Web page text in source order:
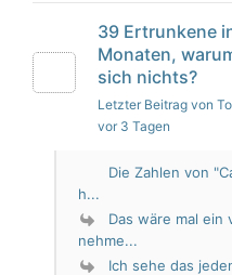
39 Ertrunkene
Monaten,
sich nichts?
Letzter Beitrag von
vor 3 Tagen
Die Zahlen von
h...
Das wäre mal ein
nehme...
Ich sehe das